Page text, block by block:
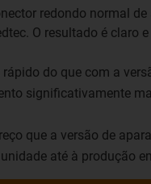
redondo normal
O resultado é claro
rápido do que com a
significativamente
que a versão de
até à produção